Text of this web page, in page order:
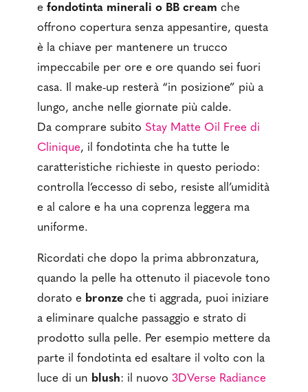
efondotinta minerali o BB cream che
offrono copertura senza appesantire, questa
è la chiave per mantenere un trucco
impeccabile per ore e ore quando sei fuori
casa. Il make-up resterà “in posizione” più a
lungo, anche nelle giornate più calde.
Da comprare subito Stay Matte Oil Free di
Clinique, il fondotinta che ha tutte le
caratteristiche richieste in questo periodo:
controlla l’eccesso di sebo, resiste all’umidità
e al calore e ha una coprenza leggera ma
uniforme.
Ricordati che dopo la prima abbronzatura,
quando la pelle ha ottenuto il piacevole tono
dorato e bronze che ti aggrada, puoi iniziare
a eliminare qualche passaggio e strato di
prodotto sulla pelle. Per esempio mettere da
parte il fondotinta ed esaltare il volto con la
luce di un blush: il nuovo3DVerse Radiance